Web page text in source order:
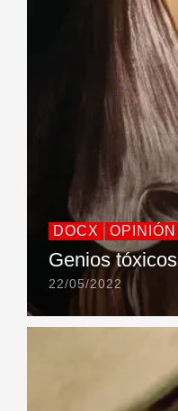
DOCX OPINIÓN
Genios tóxicos
22/05/2022